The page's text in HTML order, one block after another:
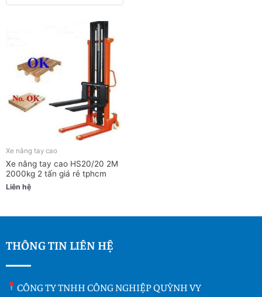
Xe nâng tay cao
Xe nâng tay cao HS20/20 2M
2000kg 2 tấn giá rẻ tphcm
Liên hệ
THÔNG TIN LIÊN HỆ
CÔNG TY TNHH CÔNG NGHIỆP QUỲNH VY